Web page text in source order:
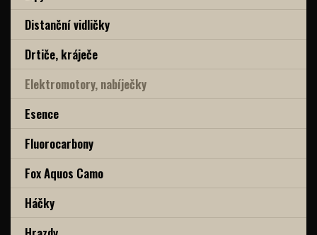
Distanční vidličky
Drtiče, kráječe
Elektromotory, nabíječky
Esence
Fluorocarbony
Fox Aquos Camo
Háčky